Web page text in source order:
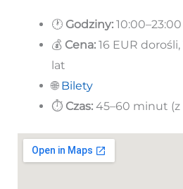
🕐 Godziny:10:00–23:00
💰 Cena:16 EUR dorośli,
lat
🌐 Bilety
⏱️ Czas:45–60 minut (z